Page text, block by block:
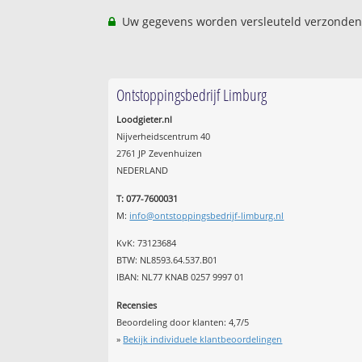
Uw gegevens worden versleuteld
Ontstoppingsbedrijf Limburg
Loodgieter.nl
Nijverheidscentrum 40
2761 JP Zevenhuizen
NEDERLAND
T: 077-7600031
M: info@ontstoppingsbedrijf-limburg.nl
KvK: 73123684
BTW: NL8593.64.537.B01
IBAN: NL77 KNAB 0257 9997 01
Recensies
Beoordeling door klanten:4,7/5
» Bekijk individuele klantbeoordelingen